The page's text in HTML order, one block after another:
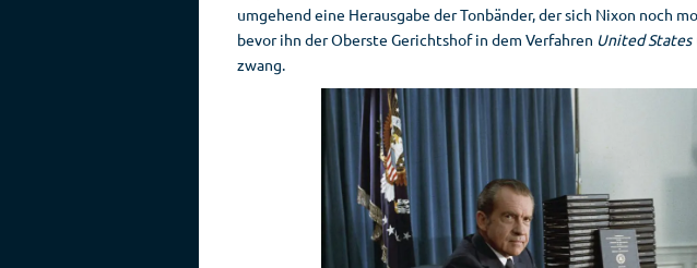
umgehend eine Herausgabe der Tonbänder, der sich Nixon noch
bevor ihn der Oberste Gerichtshof in dem Verfahren United States
zwang.